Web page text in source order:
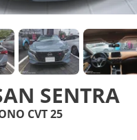
SENTRA
CVT 25